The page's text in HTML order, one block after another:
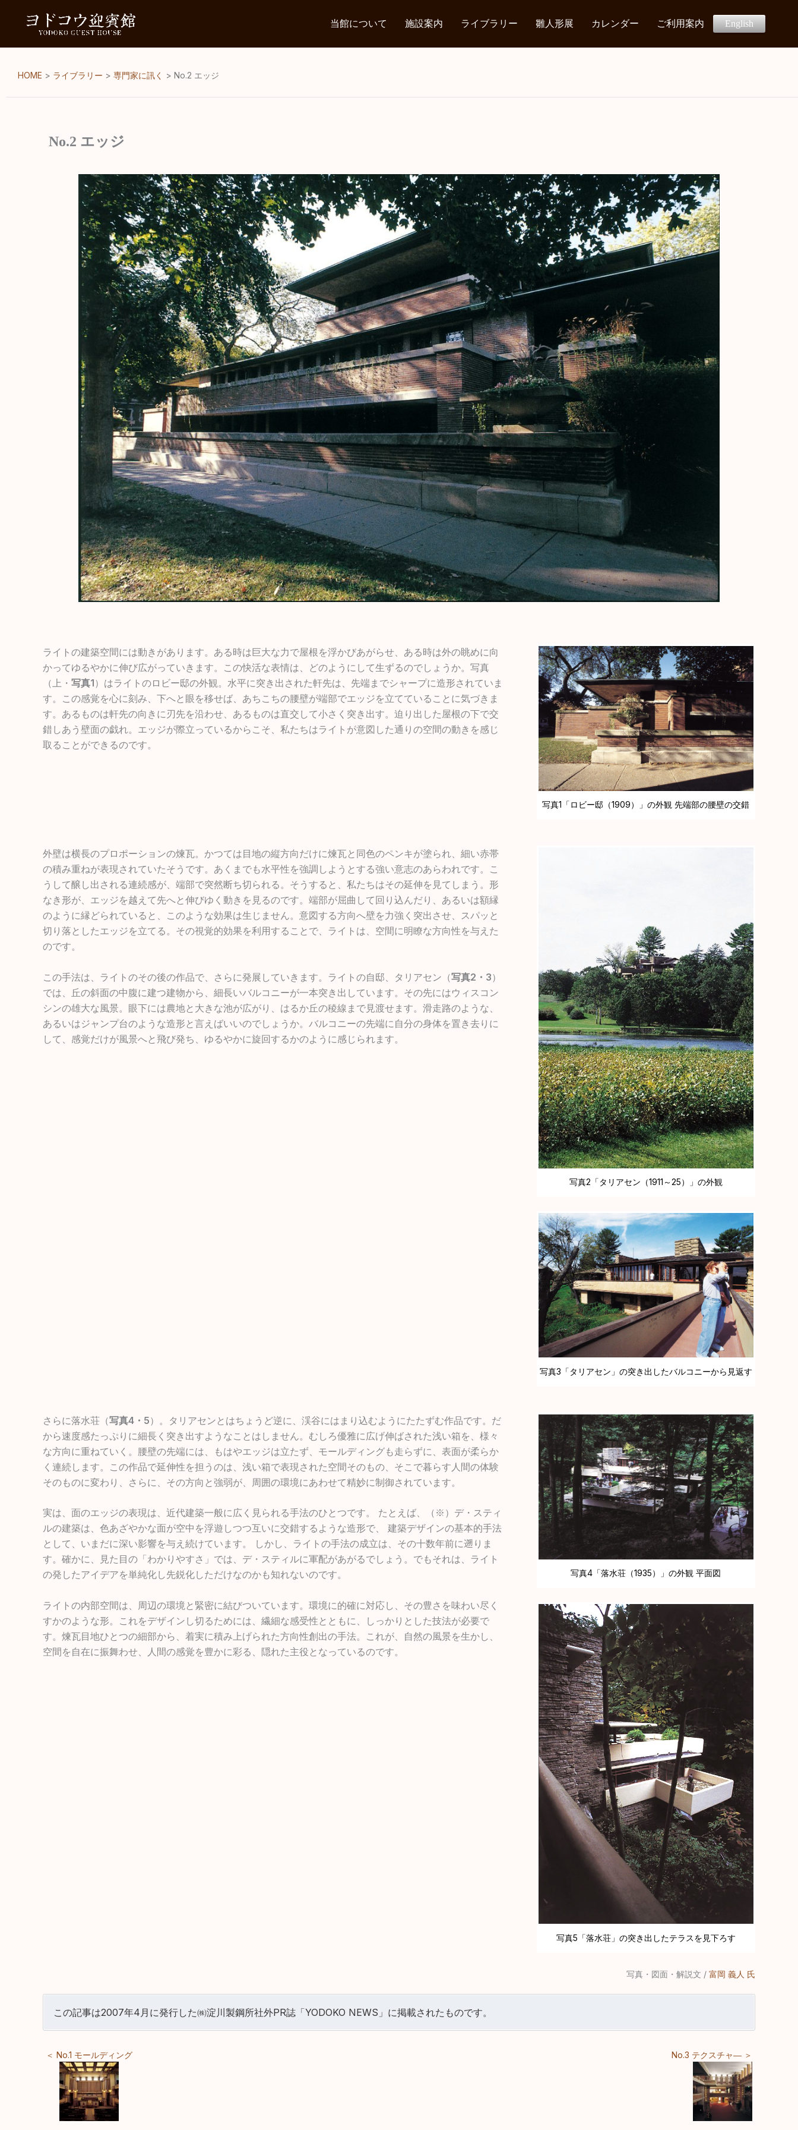
プ
当館について 施設案内 ライブラリー 雛人形展 カレンダー ご利用案内 English
HOME > ライブラリー > 専門家に訊く > No.2 エッジ
No.2 エッジ
ライトの建築空間には動きがあります。ある時は巨大な力で屋根を浮かびあがらせ、ある時は外の眺めに向
かってゆるやかに伸び広がっていきます。この快活な表情は、どのようにして生ずるのでしょうか。写真
（上・ 写真1）はライトのロビー邸の外観。水平に突き出された軒先は、先端までシャープに造形されていま
す。この感覚を心に刻み、下へと眼を移せば、あちこちの腰壁が端部でエッジを立てていることに気づきま
す。あるものは軒先の向きに刃先を沿わせ、あるものは直交して小さく突き出す。迫り出した屋根の下で交
錯しあう壁面の戯れ。エッジが際立っているからこそ、私たちはライトが意図した通りの空間の動きを感じ
取ることができるのです。
写真1「ロビー邸（1909）」の外観 先端部の腰壁の交錯
外壁は横長のプロポーションの煉瓦。かつては目地の縦方向だけに煉瓦と同色のペンキが塗られ、細い赤帯
の積み重ねが表現されていたそうです。あくまでも水平性を強調しようとする強い意志のあらわれです。こ
うして醸し出される連続感が、端部で突然断ち切られる。そうすると、私たちはその延伸を見てしまう。形
なき形が、エッジを越えて先へと伸びゆく動きを見るのです。端部が屈曲して回り込んだり、あるいは額縁
のように縁どられていると、このような効果は生じません。意図する方向へ壁を力強く突出させ、スパッと
切り落としたエッジを立てる。その視覚的効果を利用することで、ライトは、空間に明瞭な方向性を与えた
のです。
この手法は、ライトのその後の作品で、さらに発展していきます。ライトの自邸、タリアセン（写真2・3）
では、丘の斜面の中腹に建つ建物から、細長いバルコニーが一本突き出しています。その先にはウィスコン
シンの雄大な風景。眼下には農地と大きな池が広がり、はるか丘の稜線まで見渡せます。滑走路のような、
あるいはジャンプ台のような造形と言えばいいのでしょうか。バルコニーの先端に自分の身体を置き去りに
して、感覚だけが風景へと飛び発ち、ゆるやかに旋回するかのように感じられます。
写真2「タリアセン（1911～25）」の外観
写真3「タリアセン」の突き出したバルコニーから見返す
さらに落水荘（写真4・5）。タリアセンとはちょうど逆に、渓谷にはまり込むようにたたずむ作品です。だ
から速度感たっぷりに細長く突き出すようなことはしません。むしろ優雅に広げ伸ばされた浅い箱を、様々
な方向に重ねていく。腰壁の先端には、もはやエッジは立たず、モールディングも走らずに、表面が柔らか
く連続します。この作品で延伸性を担うのは、浅い箱で表現された空間そのもの、そこで暮らす人間の体験
そのものに変わり、さらに、その方向と強弱が、周囲の環境にあわせて精妙に制御されています。
実は、面のエッジの表現は、近代建築一般に広く見られる手法のひとつです。 たとえば、 （※） デ・スティ
ルの建築は、色あざやかな面が空中を浮遊しつつ互いに交錯するような造形で、 建築デザインの基本的手法
として、いまだに深い影響を与え続けています。 しかし、ライトの手法の成立は、その十数年前に遡りま
す。確かに、見た目の「わかりやすさ」では、デ・スティルに軍配があがるでしょう。でもそれは、ライト
の発したアイデアを単純化し先鋭化しただけなのかも知れないのです。
ライトの内部空間は、周辺の環境と緊密に結びついています。環境に的確に対応し、その豊さを味わい尽く
すかのような形。これをデザインし切るためには、繊細な感受性とともに、しっかりとした技法が必要で
す。煉瓦目地ひとつの細部から、着実に積み上げられた方向性創出の手法。これが、自然の風景を生かし、
空間を自在に振舞わせ、人間の感覚を豊かに彩る、隠れた主役となっているのです。
写真4「落水荘（1935）」の外観 平面図
写真5「落水荘」の突き出したテラスを見下ろす
写真・図面・解説文 / 富岡 義人 氏
この記事は2007年4月に発行した㈱淀川製鋼所社外PR誌「YODOKO NEWS」に掲載されたものです。
＜ No.1 モールディング No.3 テクスチャ― ＞